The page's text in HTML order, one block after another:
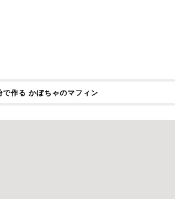
で作る かぼちゃのマフィン